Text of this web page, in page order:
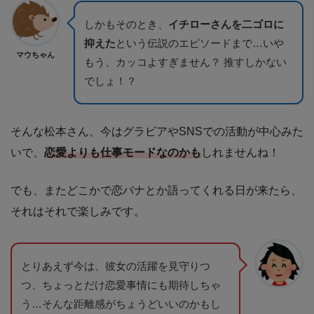
マウちゃん
しかもそのとき、 イチローさんを二ゴロに
抑えたという伝説のエピソードまで…いや
もう、カッコよすぎません？ 推すしかない
でしょ！？
そんな松本さん、今はグラビアやSNSでの活動が中心みた
いで、 恋愛よりも仕事モードなのかも しれませんね！
でも、またどこかで恋バナとか語ってくれる日が来たら、
それはそれで楽しみです。
とりあえず今は、彼女の活躍を見守りつ
つ、ちょっとだけ恋愛事情にも期待しちゃ
う…そんな距離感がちょうどいいのかもし